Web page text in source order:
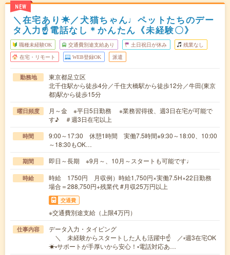
NEW
＼在宅あり☀／犬猫ちゃん♩ペットたちのデー
タ入力☝電話なし＊かんたん《未経験〇》
職種未経験OK 交通費別途支給あり 土日祝日が休み 残業なし
在宅・リモート WEB登録OK 派遣
勤務地
東京都足立区
北千住駅から徒歩4分／千住大橋駅から徒歩12分／牛田(東京
都)駅から徒歩15分
曜日頻度
月～金 ※平日5日勤務 ※業務習得後、週3日在宅が可能で
す♪ ＃週3日在宅以上
時間
9:00～17:30 休憩1時間 実働7.5時間※9:30～18:00、10:00
～18:30もOK…
期間 即日～長期 ※9月～、10月～スタートも可能です♩
時給
時給 1750円 月収例）時給1,750円×実働7.5H×22日勤務
場合＝288,750円+残業代 #月収25万円以上
交通費
※交通費別途支給（上限4万円）
仕事内容
データ入力・タイピング
＼ 未経験からスタートした人も活躍中☝ ／▫週3在宅OK
☀▫サポートが手厚いから安心！▫電話対応あ…